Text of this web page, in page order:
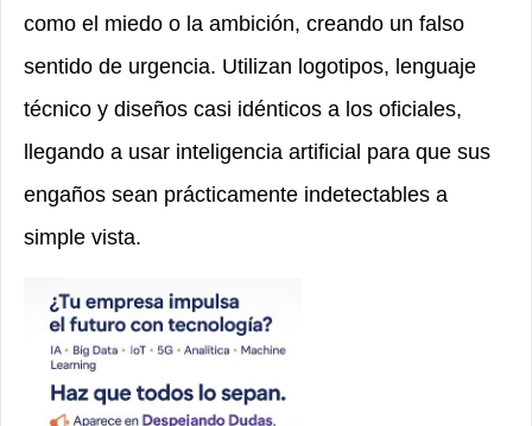
como el miedo o la ambición, creando un falso
sentido de urgencia. Utilizan logotipos, lenguaje
técnico y diseños casi idénticos a los oficiales,
llegando a usar inteligencia artificial para que sus
engaños sean prácticamente indetectables a
simple vista.